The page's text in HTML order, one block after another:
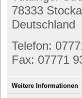
78333
Deutschland
Telefon:
Fax: 07771
Weitere Informationen